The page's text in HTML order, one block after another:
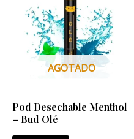
AGOTADO
Pod Desechable Menthol
– Bud Olé